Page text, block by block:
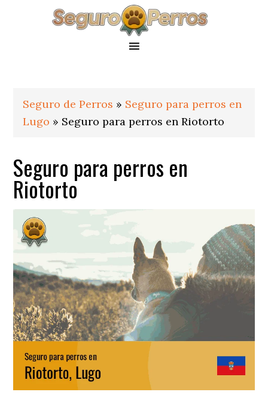
Seguro de Perros » Seguro para perros en
Lugo » Seguro para perros en Riotorto
Seguro para perros en
Riotorto